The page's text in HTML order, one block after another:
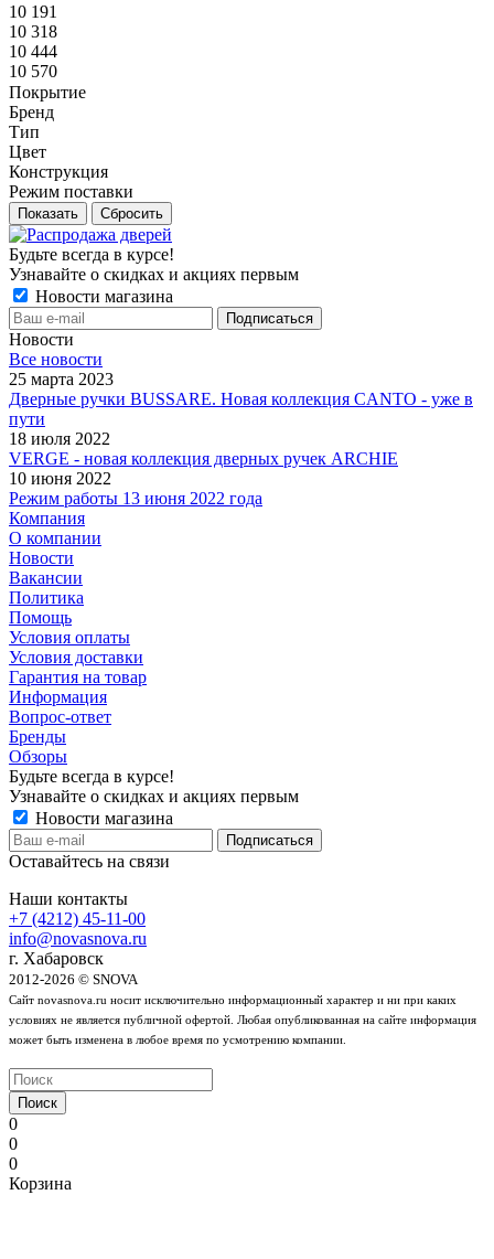
10 191
10 318
10 444
10 570
Покрытие
Бренд
Тип
Цвет
Конструкция
Режим поставки
Сбросить
Будьте всегда в курсе!
Узнавайте о скидках и акциях первым
Новости магазина
Новости
Все новости
25 марта 2023
Дверные ручки BUSSARE. Новая коллекция CANTO - уже в
пути
18 июля 2022
VERGE - новая коллекция дверных ручек ARCHIE
10 июня 2022
Режим работы 13 июня 2022 года
Компания
О компании
Новости
Вакансии
Политика
Помощь
Условия оплаты
Условия доставки
Гарантия на товар
Информация
Вопрос-ответ
Бренды
Обзоры
Будьте всегда в курсе!
Узнавайте о скидках и акциях первым
Новости магазина
Оставайтесь на связи
Наши контакты
+7 (4212) 45-11-00
info@novasnova.ru
г. Хабаровск
2012-2026 © SNOVA
Сайт novasnova.ru носит исключительно информационный характер и ни при каких
условиях не является публичной офертой. Любая опубликованная на сайте информация
может быть изменена в любое время по усмотрению компании.
Поиск
0
0
0
Корзина